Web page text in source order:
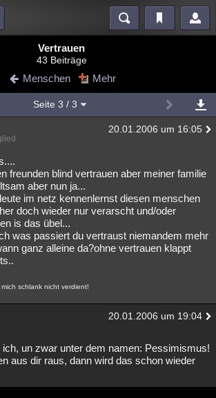
Blogs
Neuigkeiten
Mystery Kriminalfälle
Unterhaltung
Orte
Gruppen Gaming Filme
Verbesserungen
Vertrauen
43 Beiträge
Menschen Mehr
Seite 3 / 3
20.01.2006 um 16:05
freunden blind vertrauen aber meiner familie
aber nun ja...
im netz kennenlernst diesen menschen
doch wieder nur verarscht und/oder
is das übel...
was passiert du vertraust niemandem mehr
ganz alleine da?ohne vertrauen klappt
schlank nicht verdient!
20.01.2006 um 19:04
ich, un zwar unter dem namen: Pessimismus!
aus dir raus, dann wird das schon wieder